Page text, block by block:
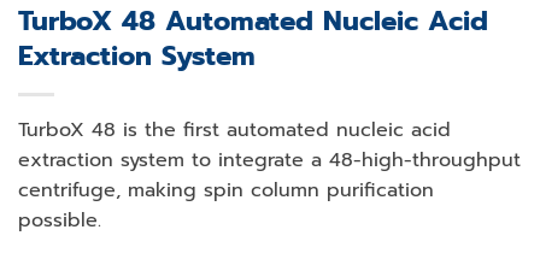
TurboX 48 Automated Nucleic Acid
Extraction System
TurboX 48 is the first automated nucleic acid
extraction system to integrate a 48-high-throughput
centrifuge, making spin column purification
possible.